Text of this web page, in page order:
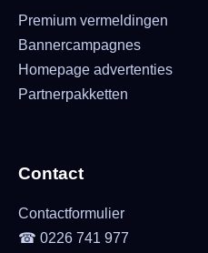
Premium vermeldingen
Bannercampagnes
Homepage advertenties
Partnerpakketten
Contact
Contactformulier
☎ 0226 741 977